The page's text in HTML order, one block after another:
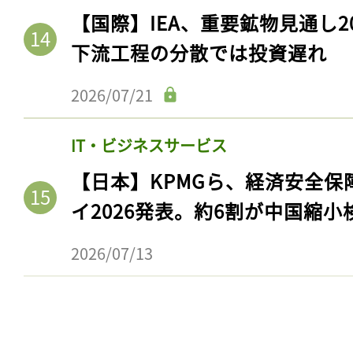
【国際】IEA、重要鉱物見通
下流工程の分散では投資遅れ
2026/07/21
IT・ビジネスサービス
【日本】KPMGら、経済安全
イ2026発表。約6割が中国縮小
2026/07/13
ログイン